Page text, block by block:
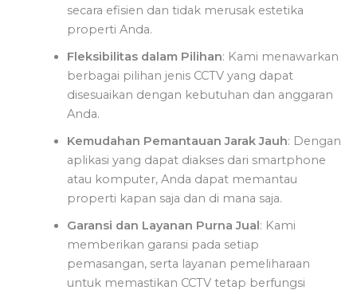
secara efisien dan tidak merusak estetika
properti Anda.
Fleksibilitas dalam Pilihan: Kami menawarkan
berbagai pilihan jenis CCTV yang dapat
disesuaikan dengan kebutuhan dan anggaran
Anda.
Kemudahan Pemantauan Jarak Jauh: Dengan
aplikasi yang dapat diakses dari smartphone
atau komputer, Anda dapat memantau
properti kapan saja dan di mana saja.
Garansi dan Layanan Purna Jual: Kami
memberikan garansi pada setiap
pemasangan, serta layanan pemeliharaan
untuk memastikan CCTV tetap berfungsi